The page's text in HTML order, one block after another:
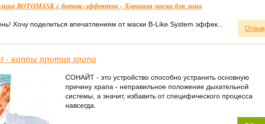
BOTOMASK с ботокс-эффектом - Хорошая маска для лица
Хочу поделиться впечатлениям от маски B-Like System эффек... Отзыв
- каппы против храпа
СОНАЙТ - это устройство способно устранить основную
причину храпа - неправильное положение дыхательной
системы, а значит, избавить от специфического процесса
навсегда.